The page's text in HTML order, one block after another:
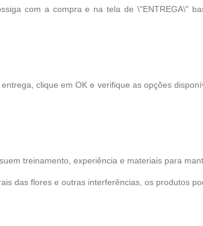
com a compra e na tela de \"ENTREGA\"
clique em OK e verifique as opções
treinamento, experiência e materiais para
das flores e outras interferências, os produtos